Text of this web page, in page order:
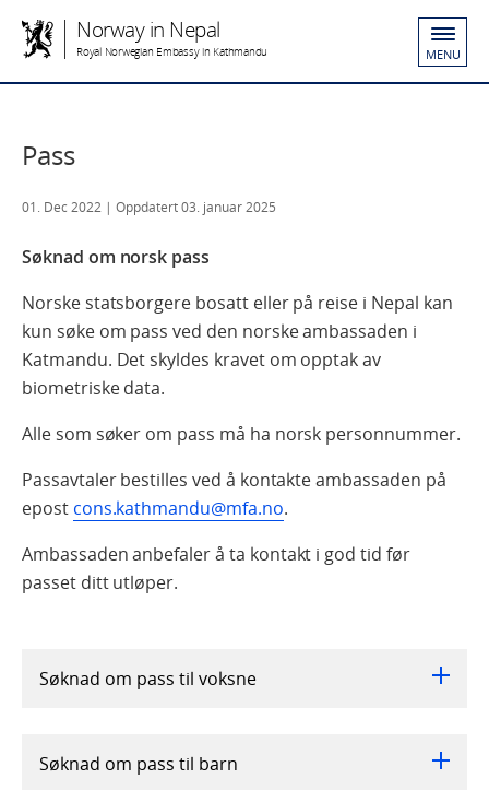
Norway in Nepal
Royal Norwegian Embassy in Kathmandu MENU
Pass
01. Dec 2022 | Oppdatert 03. januar 2025
Søknad om norsk pass
Norske statsborgere bosatt eller på reise i Nepal kan
kun søke om pass ved den norske ambassaden i
Katmandu. Det skyldes kravet om opptak av
biometriske data.
Alle som søker om pass må ha norsk personnummer.
Passavtaler bestilles ved å kontakte ambassaden på
epost cons.kathmandu@mfa.no.
Ambassaden anbefaler å ta kontakt i god tid før
passet ditt utløper.
Søknad om pass til voksne
Søknad om pass til barn